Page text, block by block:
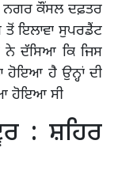
ਨਗਰ ਕੌਂਸਲ ਦਫ਼ਤਰ
ਇਲਾਵਾ ਸੁਪਰਡੈਂਟ
ਨੇ ਦੱਸਿਆ ਕਿ ਜਿਸ
ਹੋਇਆ ਹੈ ਉਨ੍ਹਾਂ ਦੀ
ਹੋਇਆ ਸੀ
: ਸ਼ਹਿਰ